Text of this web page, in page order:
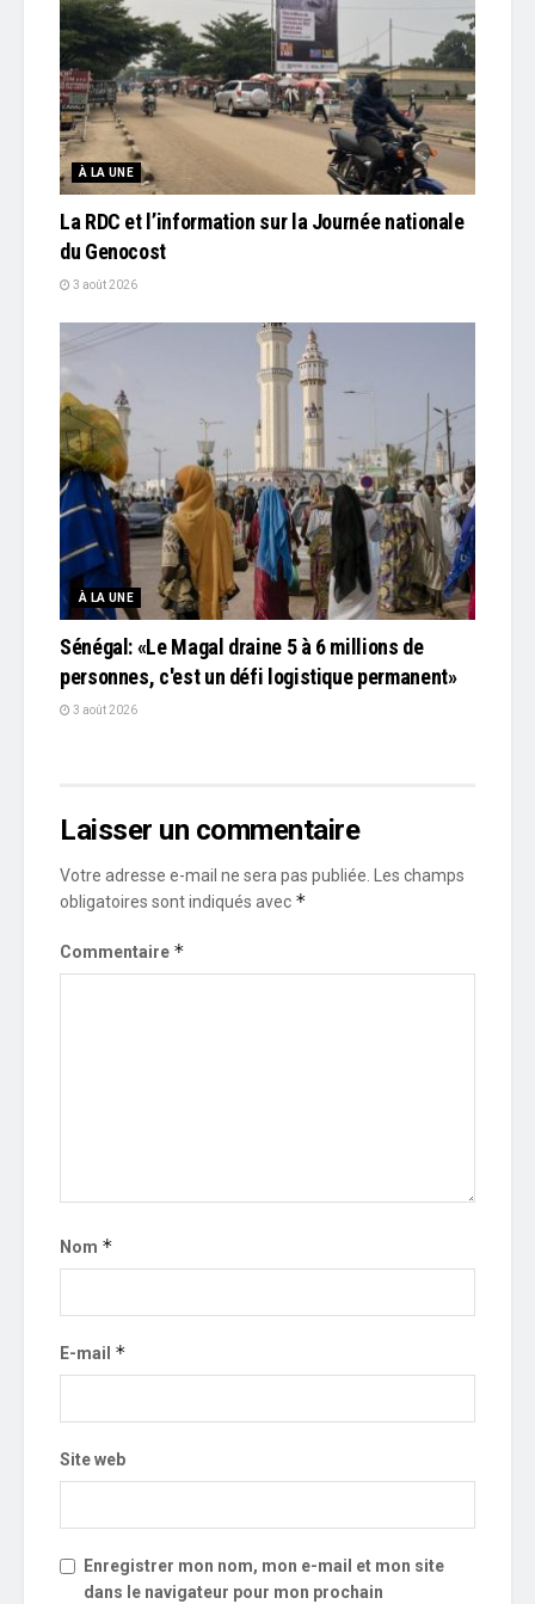
À LA UNE
La RDC et l’information sur la Journée nationale
du Genocost
3 août 2026
À LA UNE
Sénégal: «Le Magal draine 5 à 6 millions de
personnes, c'est un défi logistique permanent»
3 août 2026
Laisser un commentaire
Votre adresse e-mail ne sera pas publiée.
Les champs
obligatoires sont indiqués avec *
Commentaire *
Nom *
E-mail *
Site web
Enregistrer mon nom, mon e-mail et mon site
dans le navigateur pour mon prochain